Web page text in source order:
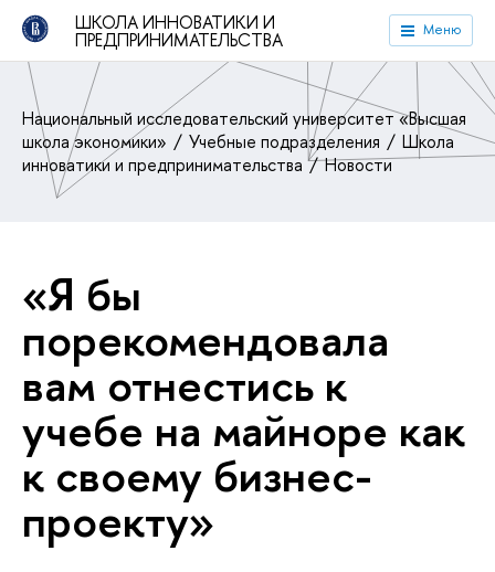
ШКОЛА ИННОВАТИКИ И
ПРЕДПРИНИМАТЕЛЬСТВА Меню
Национальный исследовательский университет «Высшая
школа экономики»
Учебные подразделения
Школа
инноватики и предпринимательства
Новости
«Я бы
порекомендовала
вам отнестись к
учебе на майноре как
к своему бизнес-
проекту»